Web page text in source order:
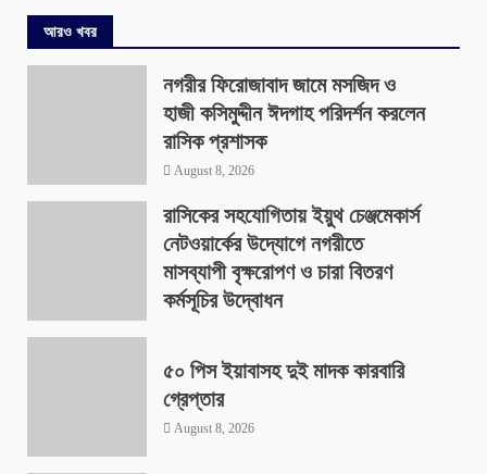
আরও খবর
নগরীর ফিরোজাবাদ জামে মসজিদ ও
হাজী কসিমুদ্দীন ঈদগাহ পরিদর্শন করলেন
রাসিক প্রশাসক
August 8, 2026
রাসিকের সহযোগিতায় ইয়ুথ চেঞ্জমেকার্স
নেটওয়ার্কের উদ্যোগে নগরীতে
মাসব্যাপী বৃক্ষরোপণ ও চারা বিতরণ
কর্মসূচির উদ্বোধন
৫০ পিস ইয়াবাসহ দুই মাদক কারবারি
গ্রেপ্তার
August 8, 2026